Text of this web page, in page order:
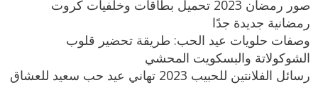
صور رمضان 2023 تحميل بطاقات وخلفيات كروت
رمضانية جديدة جدًا
وصفات حلويات عيد الحب: طريقة تحضير قلوب
الشوكولاتة والبسكويت المحشي
رسائل الفلانتين للحبيب 2023 تهاني عيد حب سعيد للعشاق